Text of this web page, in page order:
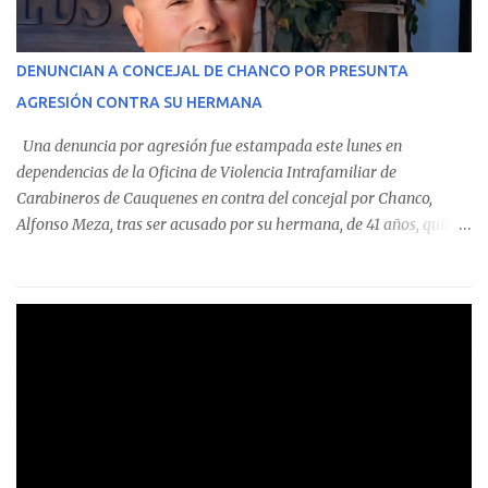
identificó a cuatro funcionarios involucrados en este tipo de
operaciones. Asimismo, se precisa que uno de los casos
corresponde a un funcionario de la Municipalidad de Chanco,
detectaron incumplimientos a la normativa vigente. El informe
precisa que la mayor cantidad de dinero apostado se registró en
Talca, donde...
DENUNCIAN A CONCEJAL DE CHANCO POR PRESUNTA
AGRESIÓN CONTRA SU HERMANA
Una denuncia por agresión fue estampada este lunes en
dependencias de la Oficina de Violencia Intrafamiliar de
Carabineros de Cauquenes en contra del concejal por Chanco,
Alfonso Meza, tras ser acusado por su hermana, de 41 años, quien
relató que los hechos ocurrieron cerca de las 11:30 horas en el